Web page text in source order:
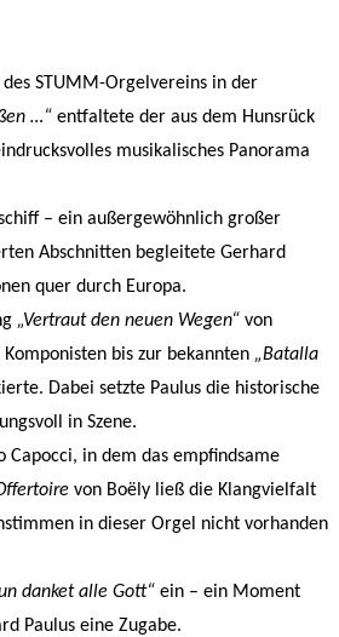
STUMM-Orgelvereins in der
…“ entfaltete der aus dem Hunsrück
musikalisches Panorama
– ein außergewöhnlich großer
Abschnitten begleitete Gerhard
quer durch Europa.
„Vertraut den neuen Wegen“ von
bis zur bekannten „Batalla
Dabei setzte Paulus die historische
in Szene.
Capocci, in dem das empfindsame
von Boëly ließ die Klangvielfalt
in dieser Orgel nicht vorhanden
danket alle Gott“ ein – ein Moment
Paulus eine Zugabe.